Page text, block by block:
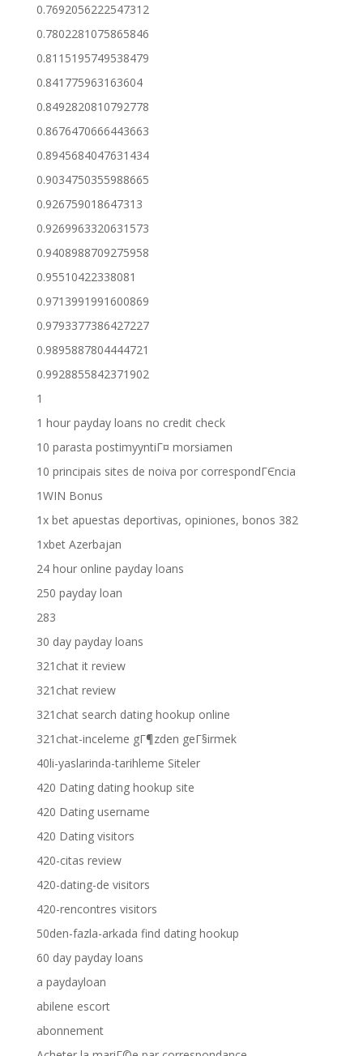
0.7692056222547312
0.7802281075865846
0.8115195749538479
0.841775963163604
0.8492820810792778
0.8676470666443663
0.8945684047631434
0.9034750355988665
0.926759018647313
0.9269963320631573
0.9408988709275958
0.95510422338081
0.9713991991600869
0.9793377386427227
0.9895887804444721
0.9928855842371902
1
1 hour payday loans no credit check
10 parasta postimyyntiГ¤ morsiamen
10 principais sites de noiva por correspondГЄncia
1WIN Bonus
1x bet apuestas deportivas, opiniones, bonos 382
1xbet Azerbajan
24 hour online payday loans
250 payday loan
283
30 day payday loans
321chat it review
321chat review
321chat search dating hookup online
321chat-inceleme gГ¶zden geГ§irmek
40li-yaslarinda-tarihleme Siteler
420 Dating dating hookup site
420 Dating username
420 Dating visitors
420-citas review
420-dating-de visitors
420-rencontres visitors
50den-fazla-arkada find dating hookup
60 day payday loans
a paydayloan
abilene escort
abonnement